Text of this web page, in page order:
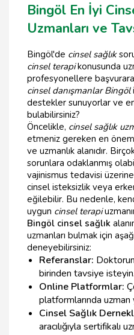
Bingöl En İyi
Uzmanları ve
Bingöl'de cinsel sağlık
cinsel terapikonusunda
profesyonellere
cinsel danışmanlar Bingöl
destekler sunuyorlar ve en
bulabilirsiniz?
Öncelikle, cinsel sağlık
etmeniz gereken en
ve uzmanlık alanıdır.
sorunlara odaklanmış
vajinismus tedavisi
cinsel isteksizlik veya
eğilebilir. Bu nedenle,
uygun cinsel terapi
Bingöl cinsel sağlık
uzmanları bulmak için
deneyebilirsiniz:
Referanslar:
birinden tavsiye isteyin.
Online Platformlar:
platformlarında uzman
Cinsel Sağlık
aracılığıyla sertifikalı